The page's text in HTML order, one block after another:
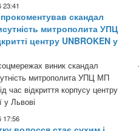
23:41
скандал
митрополита УПЦ
центру UNBROKEN у
виник скандал
митрополита УПЦ МП
час відкриття корпусу центру
у Львові
17:56